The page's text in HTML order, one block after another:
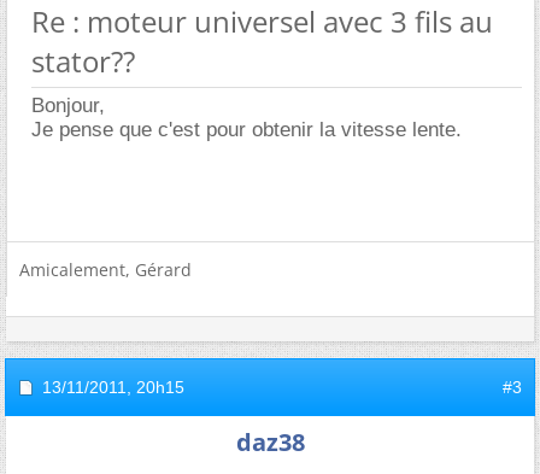
Re : moteur universel avec 3 fils au
stator??
Bonjour,
Je pense que c'est pour obtenir la vitesse lente.
Amicalement, Gérard
13/11/2011, 20h15 #3
daz38